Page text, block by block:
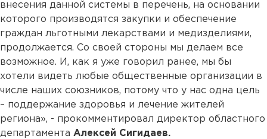
внесения данной системы в перечень, на основании
которого производятся закупки и обеспечение
граждан льготными лекарствами и медизделиями,
продолжается. Со своей стороны мы делаем все
возможное. И, как я уже говорил ранее, мы бы
хотели видеть любые общественные организации в
числе наших союзников, потому что у нас одна цель
– поддержание здоровья и лечение жителей
региона», - прокомментировал директор областного
департамента Алексей Сигидаев.